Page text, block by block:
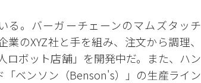
る。バーガーチェーンのマムズタッチ
のXYZ社と手を組み、注文から調理、
ロボット店舗」を開発中だ。また、ハン
ベンソン（Benson's）」の生産ライン